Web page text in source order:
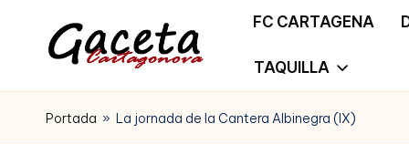
Saltar
al
G
a
Gaceta
Cartagonova,
FC CARTAGENA
TAQUILLA
Portada » La jornada de la Cantera Albinegra (IX)